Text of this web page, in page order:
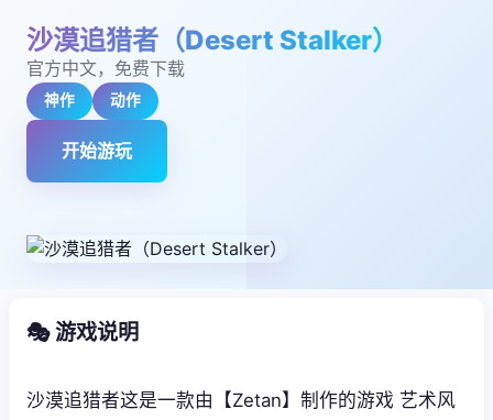
沙漠追猎者（Desert Stalker）
官方中文，免费下载
神作 动作
开始游玩
🎭 游戏说明
沙漠追猎者这是一款由【Zetan】制作的游戏 艺术风